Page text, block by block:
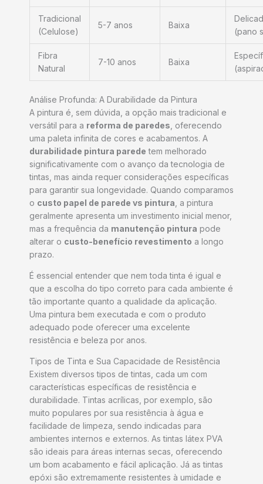
Tradicional
(Celulose)
5-7 anos Baixa
(pano
Fibra
Natural
7-10 anos Baixa
Análise Profunda: A Durabilidade da Pintura
A pintura é, sem dúvida, a opção mais tradicional e
versátil para a reforma de paredes , oferecendo
uma paleta infinita de cores e acabamentos. A
durabilidade pintura parede tem melhorado
significativamente com o avanço da tecnologia de
tintas, mas ainda requer considerações específicas
para garantir sua longevidade. Quando comparamos
o custo papel de parede vs pintura , a pintura
geralmente apresenta um investimento inicial menor,
mas a frequência da manutenção pintura pode
alterar o custo-benefício revestimento a longo
prazo.
É essencial entender que nem toda tinta é igual e
que a escolha do tipo correto para cada ambiente é
tão importante quanto a qualidade da aplicação.
Uma pintura bem executada e com o produto
adequado pode oferecer uma excelente
resistência e beleza por anos.
Tipos de Tinta e Sua Capacidade de Resistência
Existem diversos tipos de tintas, cada um com
características específicas de resistência e
durabilidade. Tintas acrílicas, por exemplo, são
muito populares por sua resistência à água e
facilidade de limpeza, sendo indicadas para
ambientes internos e externos. As tintas látex PVA
são ideais para áreas internas secas, oferecendo
um bom acabamento e fácil aplicação. Já as tintas
epóxi são extremamente resistentes à umidade e